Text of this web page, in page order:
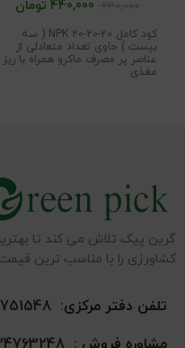
440,000 تومان
کود کامل NPK 20-20-20 ( سه
بیست ) حاوی تعداد متعادلی از
عناصر پر مصرف ماکرو همراه با ریز
مغذی
گرین پیک تلاش می کند تا
کشاورزی را با مناسب ترین
تلفن دفتر مرکزی:021
مشاوره فروش :